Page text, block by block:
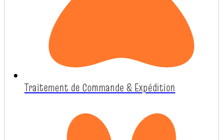
Traitement de Commande & Expédition